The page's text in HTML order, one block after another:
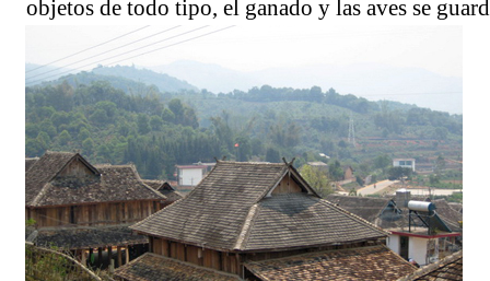
objetos de todo tipo, el ganado y las aves se